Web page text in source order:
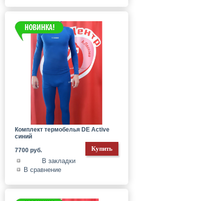
Комплект термобелья DE Active
синий
7700 руб.
В закладки
В сравнение